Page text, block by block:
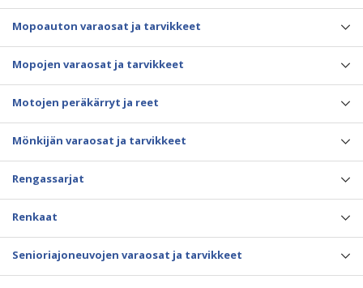
Mopoauton varaosat ja tarvikkeet
Mopojen varaosat ja tarvikkeet
Motojen peräkärryt ja reet
Mönkijän varaosat ja tarvikkeet
Rengassarjat
Renkaat
Senioriajoneuvojen varaosat ja tarvikkeet